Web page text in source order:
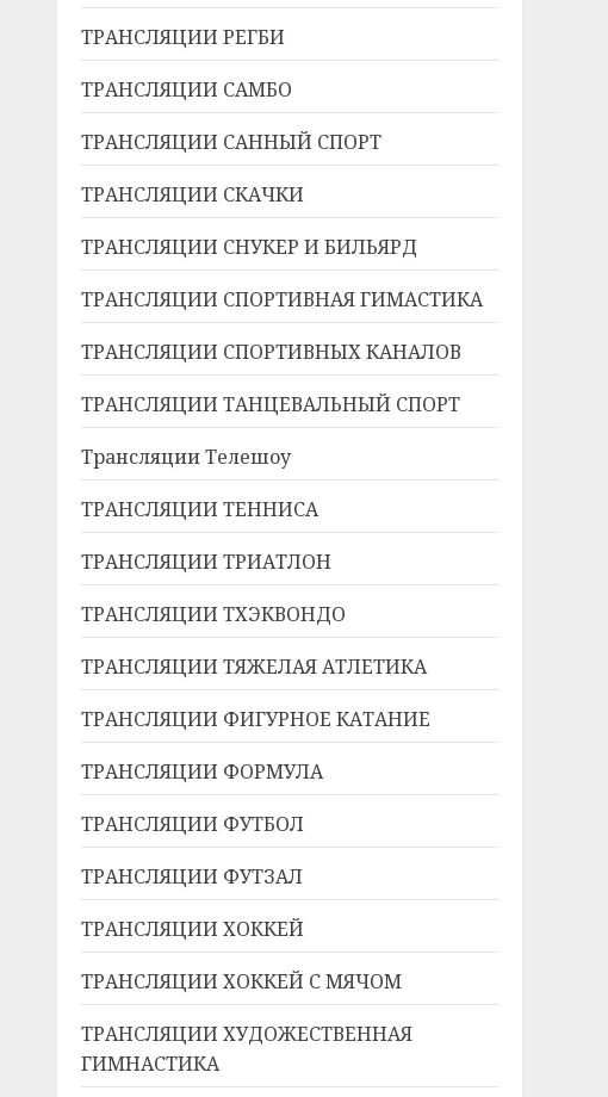
ТРАНСЛЯЦИИ РЕГБИ
ТРАНСЛЯЦИИ САМБО
ТРАНСЛЯЦИИ САННЫЙ СПОРТ
ТРАНСЛЯЦИИ СКАЧКИ
ТРАНСЛЯЦИИ СНУКЕР И БИЛЬЯРД
ТРАНСЛЯЦИИ СПОРТИВНАЯ ГИМАСТИКА
ТРАНСЛЯЦИИ СПОРТИВНЫХ КАНАЛОВ
ТРАНСЛЯЦИИ ТАНЦЕВАЛЬНЫЙ СПОРТ
Трансляции Телешоу
ТРАНСЛЯЦИИ ТЕННИСА
ТРАНСЛЯЦИИ ТРИАТЛОН
ТРАНСЛЯЦИИ ТХЭКВОНДО
ТРАНСЛЯЦИИ ТЯЖЕЛАЯ АТЛЕТИКА
ТРАНСЛЯЦИИ ФИГУРНОЕ КАТАНИЕ
ТРАНСЛЯЦИИ ФОРМУЛА
ТРАНСЛЯЦИИ ФУТБОЛ
ТРАНСЛЯЦИИ ФУТЗАЛ
ТРАНСЛЯЦИИ ХОККЕЙ
ТРАНСЛЯЦИИ ХОККЕЙ С МЯЧОМ
ТРАНСЛЯЦИИ ХУДОЖЕСТВЕННАЯ
ГИМНАСТИКА